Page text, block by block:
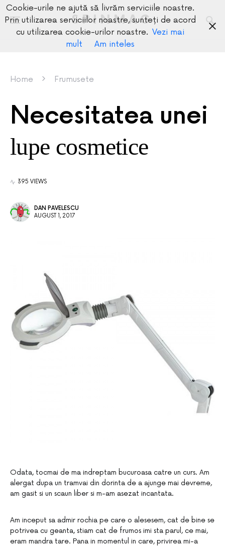
SPINMAG
Home Frumusete
Necesitatea unei
lupe cosmetice
395 VIEWS
DAN PAVELESCU
AUGUST 1, 2017
Odata, tocmai de ma indreptam bucuroasa catre un curs. Am
alergat dupa un tramvai din dorinta de a ajunge mai devreme,
am gasit si un scaun liber si m-am asezat incantata.
Am inceput sa admir rochia pe care o alesesem, cat de bine se
potrivea cu geanta, stiam cat de frumos imi sta parul, ce mai,
eram mandra tare. Pana in momentul in care, privirea mi-a
Cookie-urile ne ajută să livrăm serviciile noastre.
Prin utilizarea serviciilor noastre, sunteți de acord
cu utilizarea cookie-urilor noastre. Vezi mai
mult
Am inteles